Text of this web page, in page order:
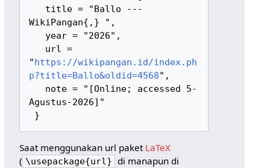
WikiPangan{,} ",
"https://wikipangan.id/index.ph
p?title=Ballo&oldid=4568",
Agustus-2026]"
Saat menggunakan url paket LaTeX
( \usepackage{url} di manapun di